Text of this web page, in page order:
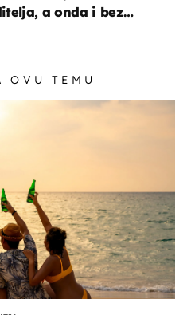
a onda i bez
OVU TEMU